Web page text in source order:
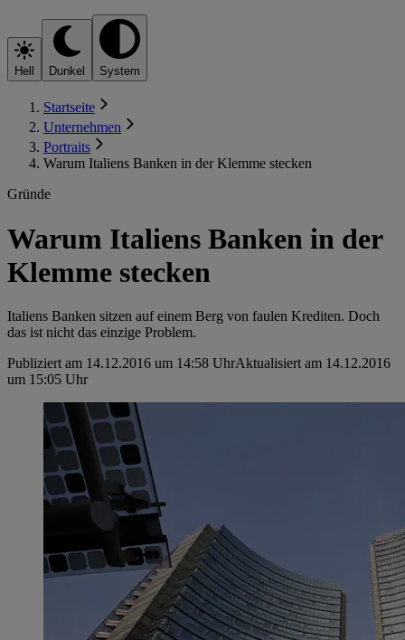
Hell Dunkel System
Startseite
Unternehmen
Portraits
Warum Italiens Banken in der Klemme stecken
Gründe
Warum Italiens Banken in der
Klemme stecken
Italiens Banken sitzen auf einem Berg von faulen Krediten. Doch
das ist nicht das einzige Problem.
Publiziert am 14.12.2016 um 14:58 UhrAktualisiert am 14.12.2016
um 15:05 Uhr